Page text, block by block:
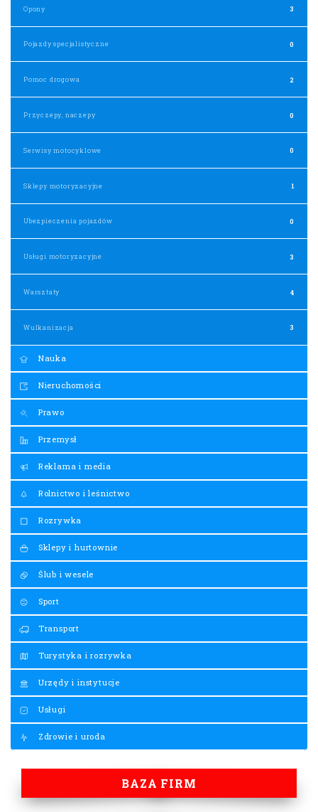
Opony 3
Pojazdy specjalistyczne 0
Pomoc drogowa 2
Przyczepy, naczepy 0
Serwisy motocyklowe 0
Sklepy motoryzacyjne 1
Ubezpieczenia pojazdów 0
Usługi motoryzacyjne 3
Warsztaty 4
Wulkanizacja 3
Nauka
Nieruchomości
Prawo
Przemysł
Reklama i media
Rolnictwo i leśnictwo
Rozrywka
Sklepy i hurtownie
Ślub i wesele
Sport
Transport
Turystyka i rozrywka
Urzędy i instytucje
Usługi
Zdrowie i uroda
BAZA FIRM